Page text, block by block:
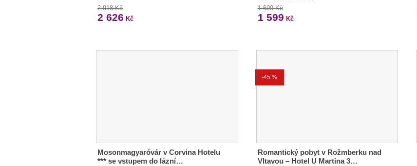
2 918 Kč
2 626 Kč
1 699 Kč
1 599 Kč
Mosonmagyaróvár v Corvina Hotelu
*** se vstupem do lázní…
-45 %
Romantický pobyt v Rožmberku nad
Vltavou – Hotel U Martina 3…